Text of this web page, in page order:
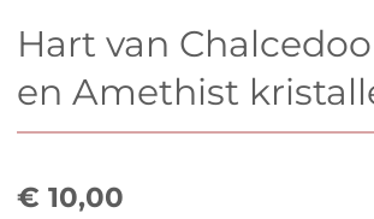
Hart van
en Amethist
€ 10,00